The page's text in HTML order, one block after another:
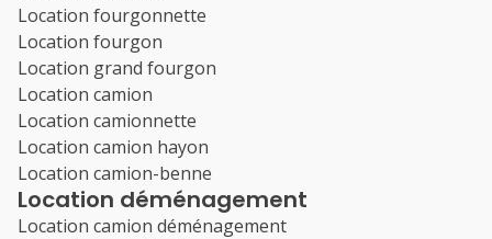
Location fourgonnette
Location fourgon
Location grand fourgon
Location camion
Location camionnette
Location camion hayon
Location camion-benne
Location déménagement
Location camion déménagement